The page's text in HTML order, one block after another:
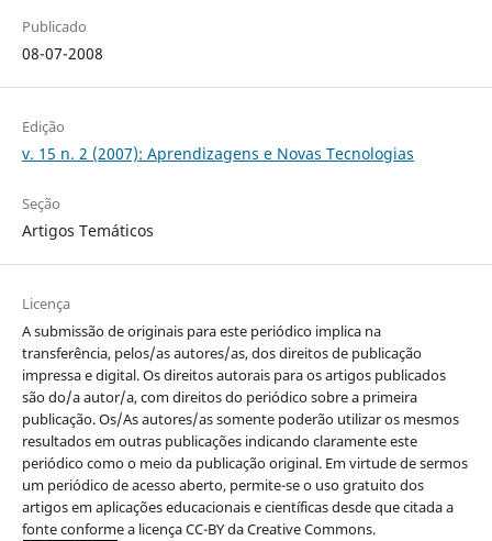
Publicado
08-07-2008
Edição
v. 15 n. 2 (2007): Aprendizagens e Novas Tecnologias
Seção
Artigos Temáticos
Licença
A submissão de originais para este periódico implica na
transferência, pelos/as autores/as, dos direitos de publicação
impressa e digital. Os direitos autorais para os artigos publicados
são do/a autor/a, com direitos do periódico sobre a primeira
publicação. Os/As autores/as somente poderão utilizar os mesmos
resultados em outras publicações indicando claramente este
periódico como o meio da publicação original. Em virtude de sermos
um periódico de acesso aberto, permite-se o uso gratuito dos
artigos em aplicações educacionais e científicas desde que citada a
fonte conforme a licença CC-BY da Creative Commons.